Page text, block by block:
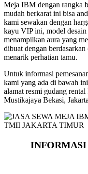
Meja IBM dengan rangka
mudah berkarat ini bisa
kami sewakan dengan
kayu VIP ini, model desain
menampilkan aura yang
dibuat dengan
menarik perhatian tamu.
Untuk informasi
kami yang ada di bawah
alamat resmi gudang
Mustikajaya Bekasi,
INFORMASI